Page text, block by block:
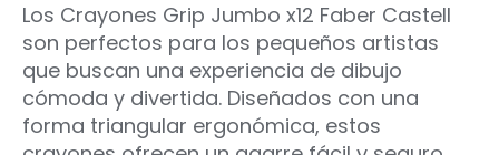
Los Crayones Grip Jumbo x12 Faber Castell
son perfectos para los pequeños artistas
que buscan una experiencia de dibujo
cómoda y divertida. Diseñados con una
forma triangular ergonómica, estos